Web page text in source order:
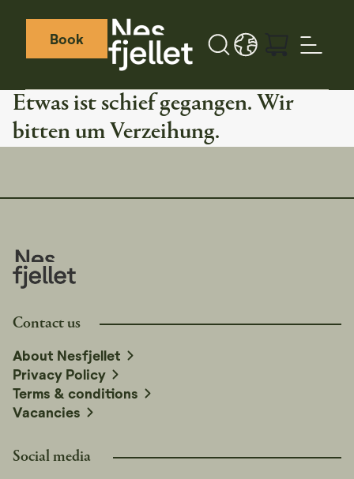
Book
Weather icon
Webcamera icon
Search button
LANGUAGE - DE
Etwas ist schief gegangen. Wir
bitten um Verzeihung.
Social media
Contact us
About Nesfjellet
Privacy Policy
Terms & conditions
Vacancies